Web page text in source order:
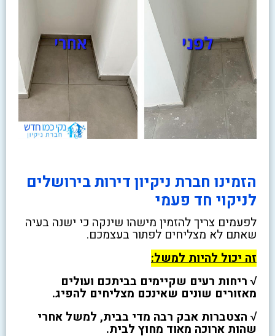
הזמינו חברת ניקיון דירות בירושלים
לניקוי חד פעמי
לפעמים צריך להזמין מישהו שינקה כי ישנה בעיה
שאתם לא מצליחים לפתור בעצמכם.
זה יכול להיות למשל:
√ ריחות רעים שקיימים בביתכם ועולים
מאזורים שונים שאינכם מצליחים להפיג.
√ הצטברות אבק רבה מדי בבית, למשל אחרי
שהות ארוכה מאוד מחוץ לבית.